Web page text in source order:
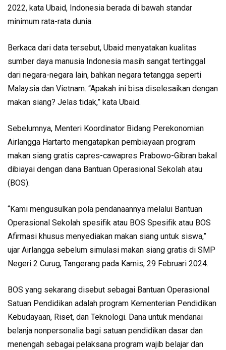
2022, kata Ubaid, Indonesia berada di bawah standar
minimum rata-rata dunia.
Berkaca dari data tersebut, Ubaid menyatakan kualitas
sumber daya manusia Indonesia masih sangat tertinggal
dari negara-negara lain, bahkan negara tetangga seperti
Malaysia dan Vietnam. “Apakah ini bisa diselesaikan dengan
makan siang? Jelas tidak,” kata Ubaid.
Sebelumnya, Menteri Koordinator Bidang Perekonomian
Airlangga Hartarto mengatapkan pembiayaan program
makan siang gratis capres-cawapres Prabowo-Gibran bakal
dibiayai dengan dana Bantuan Operasional Sekolah atau
(BOS).
“Kami mengusulkan pola pendanaannya melalui Bantuan
Operasional Sekolah spesifik atau BOS Spesifik atau BOS
Afirmasi khusus menyediakan makan siang untuk siswa,”
ujar Airlangga sebelum simulasi makan siang gratis di SMP
Negeri 2 Curug, Tangerang pada Kamis, 29 Februari 2024.
BOS yang sekarang disebut sebagai Bantuan Operasional
Satuan Pendidikan adalah program Kementerian Pendidikan
Kebudayaan, Riset, dan Teknologi. Dana untuk mendanai
belanja nonpersonalia bagi satuan pendidikan dasar dan
menengah sebagai pelaksana program wajib belajar dan